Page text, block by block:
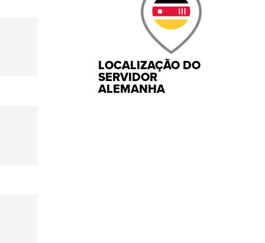
LOCALIZAÇÃO DO
SERVIDOR
ALEMANHA